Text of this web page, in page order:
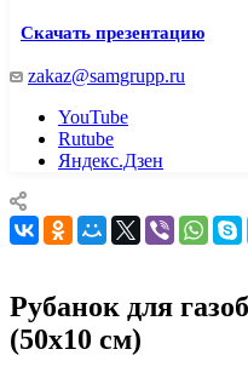
Скачать презентацию
zakaz@samgrupp.ru
YouTube
Rutube
Яндекс.Дзен
Рубанок для
(50х10 см)